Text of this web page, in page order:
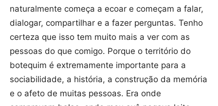
naturalmente começa a ecoar e começam a falar,
dialogar, compartilhar e a fazer perguntas. Tenho
certeza que isso tem muito mais a ver com as
pessoas do que comigo. Porque o território do
botequim é extremamente importante para a
sociabilidade, a história, a construção da memória
e o afeto de muitas pessoas. Era onde